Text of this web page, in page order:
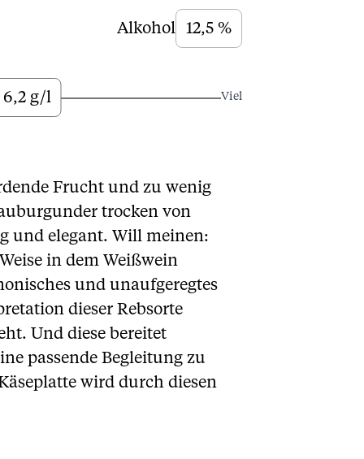
Alkohol
12,5 %
6,2 g/l Viel
Frucht und zu wenig
trocken von
und elegant. Will meinen:
in dem Weißwein
und unaufgeregtes
dieser Rebsorte
Und diese bereitet
passende Begleitung zu
wird durch diesen